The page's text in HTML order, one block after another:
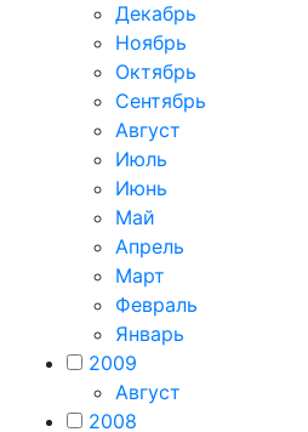
Декабрь
Ноябрь
Октябрь
Сентябрь
Август
Июль
Июнь
Май
Апрель
Март
Февраль
Январь
2009
Август
2008